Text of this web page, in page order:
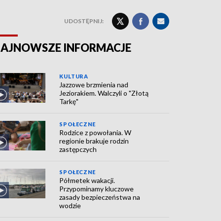
UDOSTĘPNIJ:
INFORMACJE
KULTURA
Jazzowe brzmienia nad
Jeziorakiem. Walczyli o "Złotą
Tarkę"
SPOŁECZNE
Rodzice z powołania. W
regionie brakuje rodzin
zastępczych
SPOŁECZNE
Półmetek wakacji.
Przypominamy kluczowe
zasady bezpieczeństwa na
wodzie